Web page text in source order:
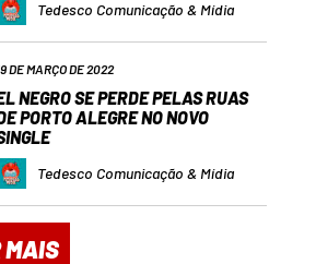
Tedesco Comunicação & Mídia
DE MARÇO DE 2022
NEGRO SE PERDE PELAS RUAS
PORTO ALEGRE NO NOVO
Tedesco Comunicação & Mídia
MAIS